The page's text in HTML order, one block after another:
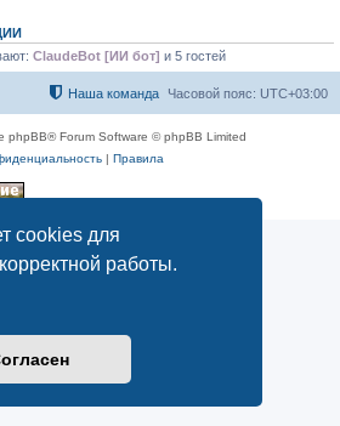
cookies для
работы.
ClaudeBot [ИИ бот] и 5 гостей
Часовой пояс: UTC+03:00
Наша команда
phpBB® Forum Software © phpBB Limited
| Правила